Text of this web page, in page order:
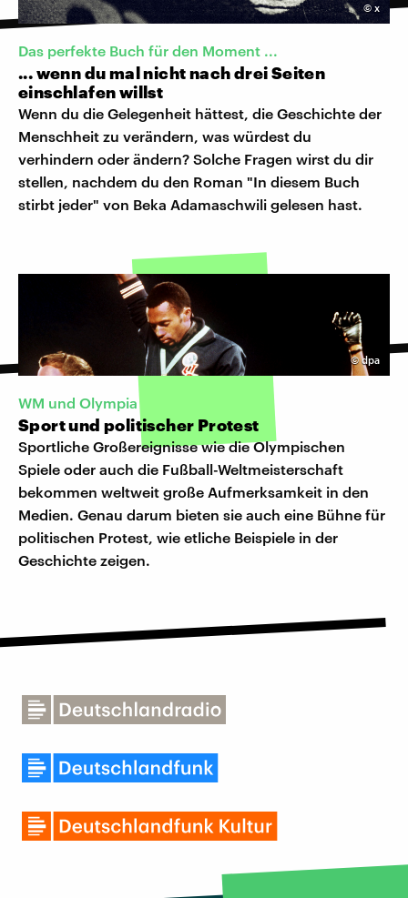
©x
Das perfekte Buch für den Moment ...
... wenn du mal nicht nach drei Seiten
einschlafen willst
Wenn du die Gelegenheit hättest, die Geschichte der
Menschheit zu verändern, was würdest du
verhindern oder ändern? Solche Fragen wirst du dir
stellen, nachdem du den Roman "In diesem Buch
stirbt jeder" von Beka Adamaschwili gelesen hast.
©dpa
WM und Olympia
Sport und politischer Protest
Sportliche Großereignisse wie die Olympischen
Spiele oder auch die Fußball-Weltmeisterschaft
bekommen weltweit große Aufmerksamkeit in den
Medien. Genau darum bieten sie auch eine Bühne für
politischen Protest, wie etliche Beispiele in der
Geschichte zeigen.